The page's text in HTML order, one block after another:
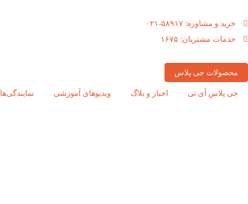
خرید و مشاوره: ۵۸۹۱۷-۰۲۱
خدمات مشتریان: ۱۶۷۵
محصولات جی پلاس
جی پلاس آی تی اخبار و بلاگ ویدیوهای آموزشی نمایندگی‌ها